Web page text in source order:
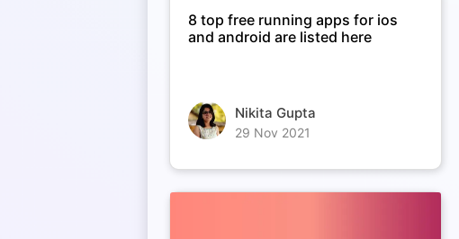
8 top free running apps for ios
and android are listed here
Nikita Gupta
29 Nov 2021